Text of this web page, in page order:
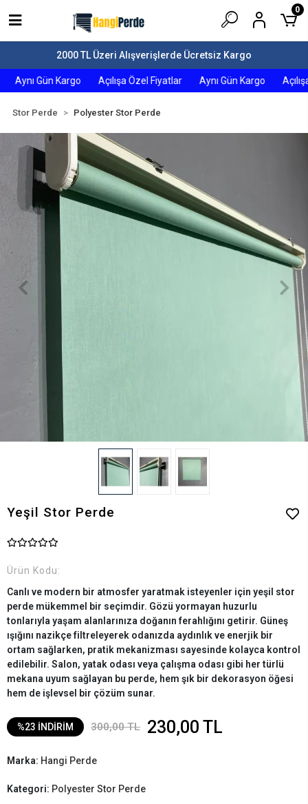
2000 TL Üzeri Alışverişlerde Ücretsiz Kargo
Aynı Gün Kargo Açılışa Özel Fiyatlar Aynı Gün Kargo
0
Stor Perde Polyester Stor Perde
Yeşil Stor Perde
Ürün Kodu:
Canlı ve modern bir atmosfer yaratmak isteyenler için yeşil stor
perde mükemmel bir seçimdir. Gözü yormayan huzurlu
tonlarıyla yaşam alanlarınıza doğanın ferahlığını getirir. Güneş
ışığını nazikçe filtreleyerek odanızda aydınlık ve enerjik bir
ortam sağlarken, pratik mekanizması sayesinde kolayca kontrol
edilebilir. Salon, yatak odası veya çalışma odası gibi her türlü
mekana uyum sağlayan bu perde, hem şık bir dekorasyon öğesi
hem de işlevsel bir çözüm sunar.
%23 İNDİRİM 300,00 TL 230,00 TL
Marka: Hangi Perde
Kategori: Polyester Stor Perde